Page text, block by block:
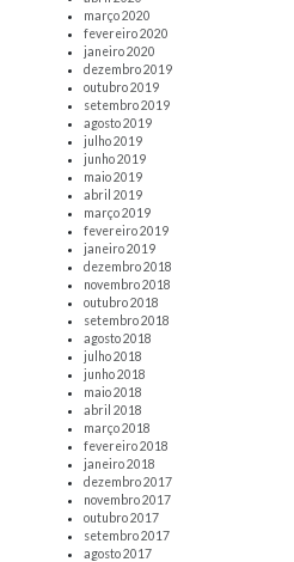
março 2020
fevereiro 2020
janeiro 2020
dezembro 2019
outubro 2019
setembro 2019
agosto 2019
julho 2019
junho 2019
maio 2019
abril 2019
março 2019
fevereiro 2019
janeiro 2019
dezembro 2018
novembro 2018
outubro 2018
setembro 2018
agosto 2018
julho 2018
junho 2018
maio 2018
abril 2018
março 2018
fevereiro 2018
janeiro 2018
dezembro 2017
novembro 2017
outubro 2017
setembro 2017
agosto 2017